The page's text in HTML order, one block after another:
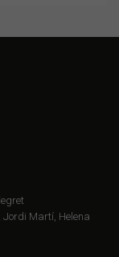
Jordi Martí, Helena